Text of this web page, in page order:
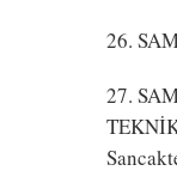
26.
27.